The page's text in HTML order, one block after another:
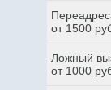
от 1500
Ложный
от 1000